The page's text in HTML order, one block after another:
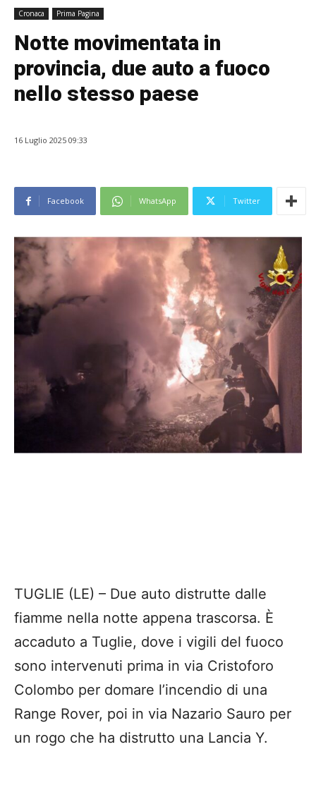
Cronaca Prima Pagina
Notte movimentata in
provincia, due auto a fuoco
nello stesso paese
16 Luglio 2025 09:33
Facebook WhatsApp Twitter
TUGLIE (LE) – Due auto distrutte dalle
fiamme nella notte appena trascorsa. È
accaduto a Tuglie, dove i vigili del fuoco
sono intervenuti prima in via Cristoforo
Colombo per domare l’incendio di una
Range Rover, poi in via Nazario Sauro per
un rogo che ha distrutto una Lancia Y.